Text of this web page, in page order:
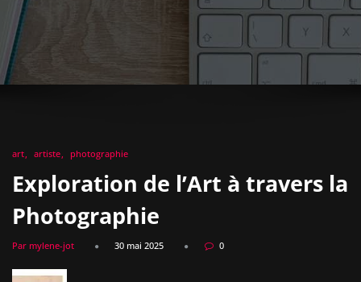
art artiste photographie
Exploration de l’Art à travers la
Photographie
Par mylene-jot 30 mai 2025 0